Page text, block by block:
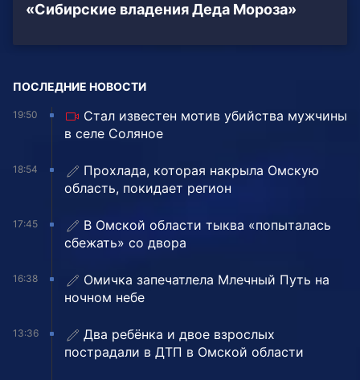
«Сибирские владения Деда Мороза»
ПОСЛЕДНИЕ НОВОСТИ
19:50
Стал известен мотив убийства мужчины
в селе Соляное
18:54
Прохлада, которая накрыла Омскую
область, покидает регион
17:45
В Омской области тыква «попыталась
сбежать» со двора
16:38
Омичка запечатлела Млечный Путь на
ночном небе
13:36
Два ребёнка и двое взрослых
пострадали в ДТП в Омской области